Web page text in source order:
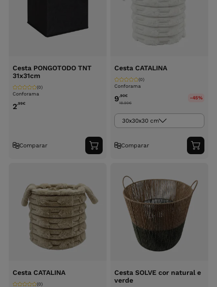
Cesta PONGOTODO TNT
31x31cm
Conforama
(0)
2,99€
Comparar
Adicionar
ao
Cesta CATALINA
Conforama
(0)
9,90€
18.90€
-45%
30x30x30 cm
Comparar
ao
Cesta CATALINA
(0)
Cesta SOLVE cor natural e
verde